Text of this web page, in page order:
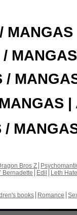
/
|
/
Bros Z
Bernadette Edil
Leth Hate
books Romance